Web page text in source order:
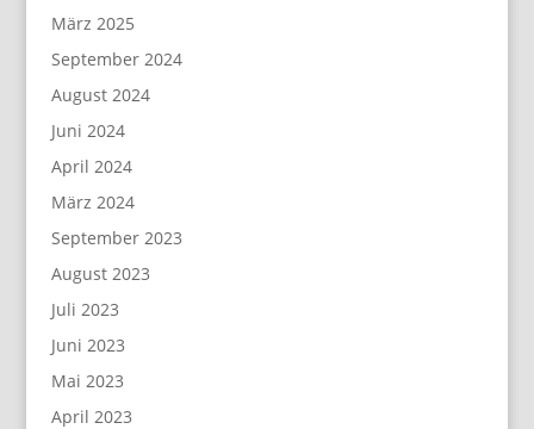
März 2025
September 2024
August 2024
Juni 2024
April 2024
März 2024
September 2023
August 2023
Juli 2023
Juni 2023
Mai 2023
April 2023